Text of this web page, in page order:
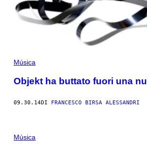
Música
Objekt ha buttato fuori una
09.30.14DI FRANCESCO BIRSA ALESSANDRI
Música